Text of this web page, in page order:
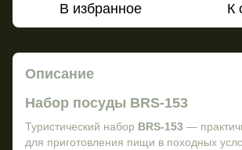
В избранное К
Описание
Набор посуды BRS-153
Туристический набор BRS-153 —
для приготовления пищи в походных